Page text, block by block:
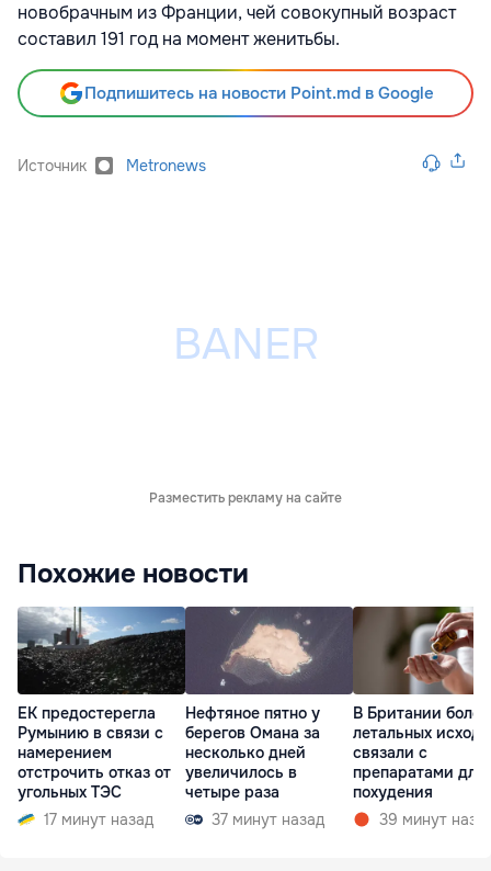
новобрачным из Франции, чей совокупный возраст
составил 191 год на момент женитьбы.
Подпишитесь на новости Point.md в Google
Источник Metronews
Разместить рекламу на сайте
Похожие новости
ЕК предостерегла
Румынию в связи с
намерением
отстрочить отказ от
угольных ТЭС
17 минут назад
Нефтяное пятно у
берегов Омана за
несколько дней
увеличилось в
четыре раза
37 минут назад
В Британии
летальных
связали с
препаратами для
похудения
39 минут